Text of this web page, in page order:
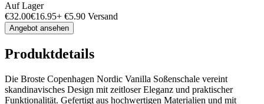
Auf Lager
€32.00€16.95+ €5.90 Versand
Angebot ansehen
Produktdetails
Die Broste Copenhagen Nordic Vanilla Soßenschale vereint
skandinavisches Design mit zeitloser Eleganz und praktischer
Funktionalität. Gefertigt aus hochwertigen Materialien und mit